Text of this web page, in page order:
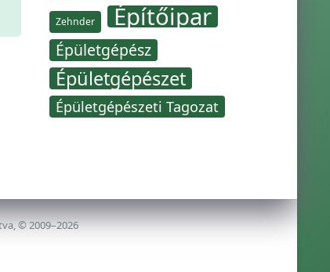
Zehnder Építőipar
Épületgépész
Épületgépészet
Épületgépészeti Tagozat
© 2009–2026